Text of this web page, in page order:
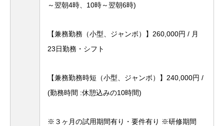
～翌朝4時、10時～翌朝6時)
【兼務勤務（小型、ジャンボ）】260,000円 / 月
23日勤務・シフト
【兼務勤務時短（小型、ジャンボ）】240,000円 /
(勤務時間 :休憩込みの10時間)
※３ヶ月の試用期間有り・要件有り ※研修期間